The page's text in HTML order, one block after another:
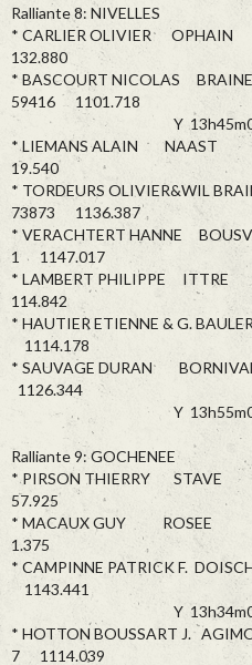
Ralliante 8:
* CARLIER OLIVIER
132.880
* BASCOURT NICOLAS
59416 1101.718
Y 13h45m00
* LIEMANS ALAIN
19.540
* TORDEURS OLIVIER&WIL
73873 1136.387
* VERACHTERT HANNE
1 1147.017
* LAMBERT PHILIPPE
114.842
* HAUTIER ETIENNE & G.
1114.178
* SAUVAGE DURAN
1126.344
Y 13h55m00
Ralliante 9:
* PIRSON THIERRY
57.925
* MACAUX GUY ROSEE
1.375
* CAMPINNE PATRICK F.
1143.441
Y 13h34m00
* HOTTON BOUSSART J.
7 1114.039